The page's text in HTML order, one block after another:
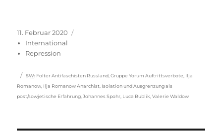
Veröffentlicht
am
11. Februar 2020
International
Repression
Schlagwörter
SW: Folter Antifaschisten Russland ,Gruppe Yorum Auftrittsverbote Ilja
Romanow Ilja Romanow Anarchist Isolation und Ausgrenzung als
post/sowjetische Erfahrung ,Johannes Spohr Luca Bublik ,Valerie Waldow